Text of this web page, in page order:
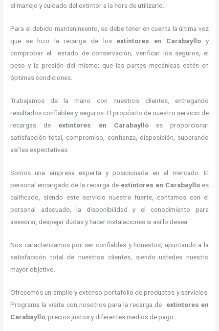
el manejo y cuidado del extintor a la hora de utilizarlo.
Para el debido mantenimiento, se debe tener en cuenta la última vez
que se hizo la recarga de los extintores en Carabayllo y
comprobar el estado de conservación, verificar los seguros, el
peso y la presión del mismo; que las partes mecánicas estén en
óptimas condiciones.
Trabajamos de la mano con nuestros clientes, entregando
resultados confiables y seguros. El propósito de nuestro servicio de
recargas de extintores en Carabaylloes proporcionar
satisfacción total, compromiso, confianza, disposición, superando
así las expectativas.
Somos una empresa experta y posicionada en el mercado. El
personal encargado de la recarga de extintores en Carabaylloes
calificado, siendo este servicio nuestro fuerte, contamos con el
personal adecuado, la disponibilidad y el conocimiento para
asesorar, despejar dudas y hacer instalaciones si así lo desea.
Nos caracterizamos por ser confiables y honestos, apuntando a la
satisfacción total de nuestros clientes, siendo ustedes nuestro
mayor objetivo.
Ofrecemos un amplio y extenso portafolio de productos y servicios.
Programa la visita con nosotros para la recarga de extintores en
Carabayllo , precios justos y diferentes medios de pago.